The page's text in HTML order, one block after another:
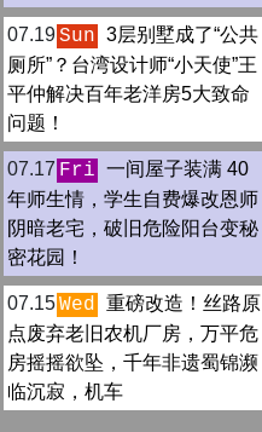
07.19Sun 3层别墅成了“公共
厕所”？台湾设计师“小天使”王
平仲解决百年老洋房5大致命
问题！
07.17 Fri 一间屋子装满 40
年师生情，学生自费爆改恩师
阴暗老宅，破旧危险阳台变秘
密花园！
07.15Wed 重磅改造！丝路原
点废弃老旧农机厂房，万平危
房摇摇欲坠，千年非遗蜀锦濒
临沉寂，机车